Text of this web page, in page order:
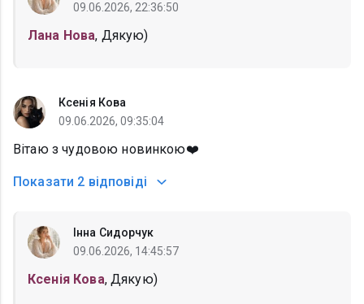
09.06.2026, 22:36:50
Лана Нова, Дякую)
Ксенія Кова
09.06.2026, 09:35:04
Вітаю з чудовою новинкою❤️
Показати 2 відповіді
Інна Сидорчук
09.06.2026, 14:45:57
Ксенія Кова, Дякую)